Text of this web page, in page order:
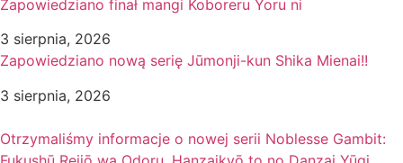
Zapowiedziano finał mangi Koboreru Yoru ni
3 sierpnia, 2026
Zapowiedziano nową serię Jūmonji-kun Shika Mienai!!
3 sierpnia, 2026
Otrzymaliśmy informacje o nowej serii Noblesse Gambit: